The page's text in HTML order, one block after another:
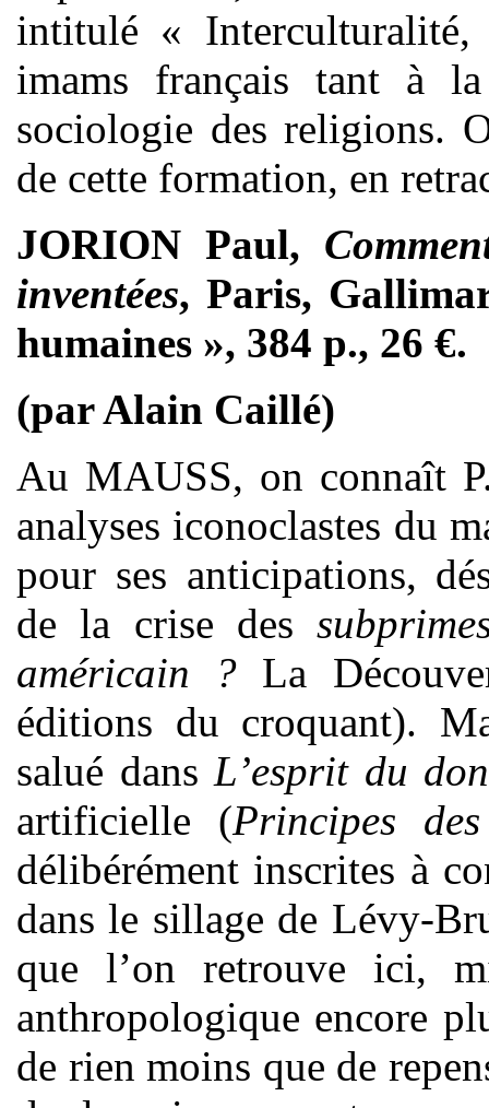
intitulé «
imams français tant à
sociologie des religions.
de cette formation, en
JORION Paul,
inventées, Paris,
humaines », 384 p., 26 €.
(par Alain Caillé)
Au MAUSS, on connaît
analyses iconoclastes du
pour ses anticipations,
de la crise des
américain ? La
éditions du croquant).
salué dans L’esprit du don
artificielle (Principes
délibérément inscrites à
dans le sillage de Lévy-
que l’on retrouve ici,
anthropologique encore
de rien moins que de